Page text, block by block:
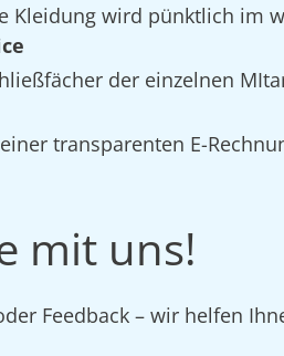
Kleidung wird pünktlich im
der einzelnen
transparenten E-
mit uns!
Feedback – wir helfen